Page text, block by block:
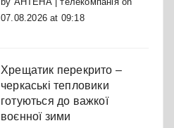
07.08.2026 at 09:18
Хрещатик перекрито –
черкаські тепловики
готуються до важкої
воєнної зими